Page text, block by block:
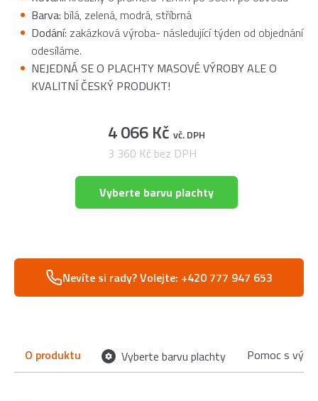
Barva: bílá, zelená, modrá, stříbrná
Dodání: zakázková výroba- následující týden od objednání
odesíláme.
NEJEDNÁ SE O PLACHTY MASOVÉ VÝROBY ALE O
KVALITNÍ ČESKÝ PRODUKT!
4 066 Kč vč. DPH
3 360 Kč bez DPH
Vyberte barvu plachty
Nevíte si rady? Volejte: +420 777 947 653
O produktu Vyberte barvu plachty Pomoc s